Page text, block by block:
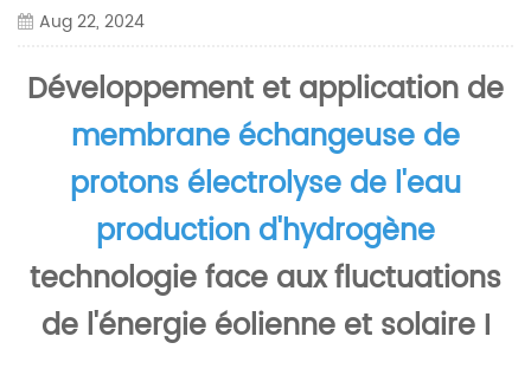
Aug 22, 2024
Développement et application de
membrane échangeuse de
protons électrolyse de l'eau
production d'hydrogène
technologie face aux fluctuations
de l'énergie éolienne et solaire I